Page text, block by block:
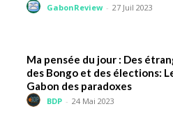
GabonReview - 27 Juil 2023
Ma pensée du jour : Des
des Bongo et des élections:
Gabon des paradoxes
BDP - 24 Mai 2023